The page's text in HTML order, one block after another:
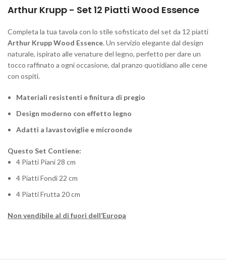
Arthur Krupp - Set 12 Piatti Wood Essence
Completa la tua tavola con lo stile sofisticato del set da 12 piatti
Arthur Krupp Wood Essence. Un servizio elegante dal design
naturale, ispirato alle venature del legno, perfetto per dare un
tocco raffinato a ogni occasione, dal pranzo quotidiano alle cene
con ospiti.
Materiali resistenti e finitura di pregio
Design moderno con effetto legno
Adatti a lavastoviglie e microonde
Questo Set Contiene:
4 Piatti Piani 28 cm
4 Piatti Fondi 22 cm
4 Piatti Frutta 20 cm
Non vendibile al di fuori dell’Europa